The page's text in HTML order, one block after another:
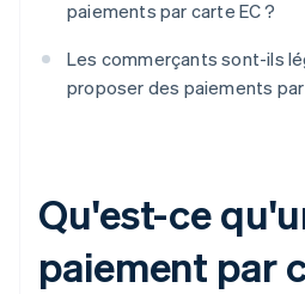
paiements par carte EC ?
Les commerçants sont-ils
proposer des paiements par
Qu'est-ce
paiement par